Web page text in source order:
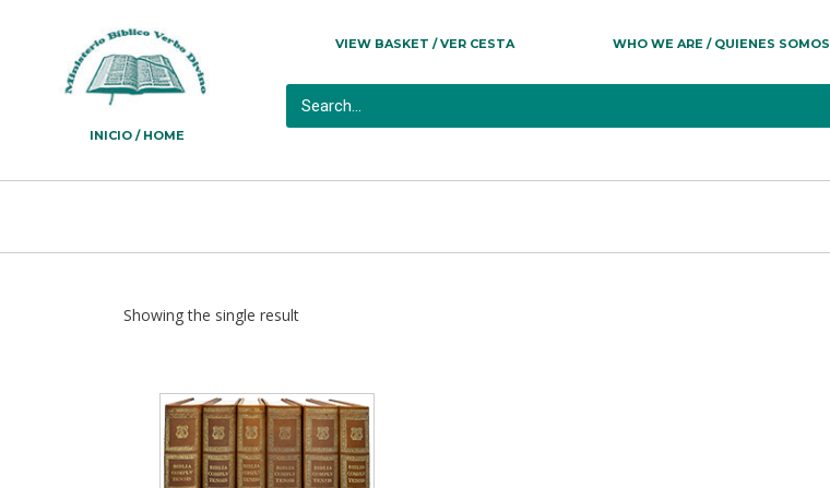
INICIO / HOME
VIEW BASKET / VER CESTA WHO WE ARE / QUIENES SOMOS
Showing the single result